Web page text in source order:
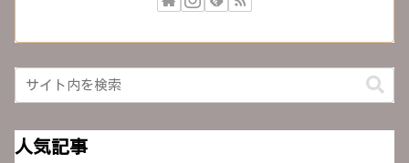
人気記事